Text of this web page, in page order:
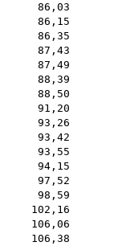
86,03
86,15
86,35
87,43
87,49
88,39
88,50
91,20
93,26
93,42
93,55
94,15
97,52
98,59
102,16
106,06
106,38